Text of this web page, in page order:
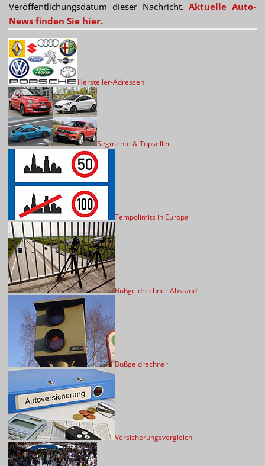
Veröffentlichungsdatum dieser Nachricht.Aktuelle Auto-
News finden Sie hier.
Hersteller-Adressen
Segmente & Topseller
Tempolimits in Europa
Bußgeldrechner Abstand
Bußgeldrechner
Versicherungsvergleich